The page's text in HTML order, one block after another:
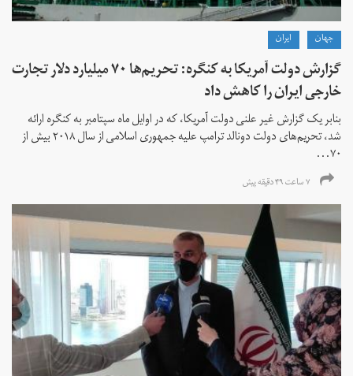
جهان ايران
گزارش دولت آمریکا به کنگره: تحریم‌ها ۷۰ میلیارد دلار تجارت
خارجی ایران را کاهش داد
بنابر یک گزارش غیر علنی دولت آمریکا، که در اوایل ماه سپتامبر به کنگره ارائه
شد، تحریم‌های دولت دونالد ترامپ علیه جمهوری اسلامی از سال ۲۰۱۸ بیش از
۷۰...
۷ ساعت ۴۹ دقیقه پیش